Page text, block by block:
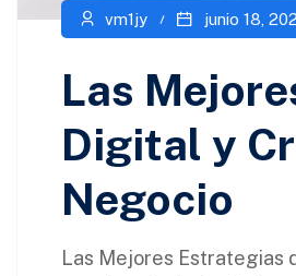
vm1jy junio 18,
Las
Digital y
Negocio
Las Mejores Estrategias